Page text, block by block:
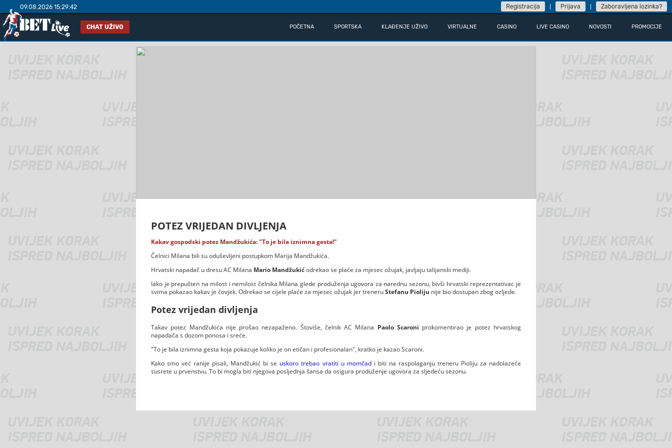
09.08.2026 15:29:42 Registracija Prijava Zaboravljena lozinka?
CHAT UŽIVO POČETNA SPORTSKA KLAĐENJE UŽIVO VIRTUALNE CASINO LIVE CASINO NOVOSTI PROMOCIJE
POTEZ VRIJEDAN DIVLJENJA
Kakav gospodski potez Mandžukića: "To je bila iznimna gesta!"
Čelnici Milana bili su oduševljeni postupkom Marija Mandžukića.
Hrvatski napadač u dresu AC Milana Mario Mandžukićodrekao se plaće za mjesec ožujak, javljaju talijanski mediji.
Iako je prepušten na milost i nemilost čelnika Milana glede produženja ugovora za narednu sezonu, bivši hrvatski reprezentativac je
svima pokazao kakav je čovjek. Odrekao se cijele plaće za mjesec ožujak jer treneruStefanu Pioliju nije bio dostupan zbog ozljede.
Potez vrijedan divljenja
Takav potez Mandžukića nije prošao nezapaženo. Štoviše, čelnik AC Milana Paolo Scaroni prokomentirao je potez hrvatskog
napadača s dozom ponosa i sreće.
"To je bila iznimna gesta koja pokazuje koliko je on etičan i profesionalan", kratko je kazao Scaroni.
Kako smo već ranije pisali, Mandžukić bi se uskoro trebao vratiti u momčadi biti na raspolaganju treneru Pioliju za nadolazeće
susrete u prvenstvu. To bi mogla biti njegova posljednja šansa da osigura produženje ugovora za sljedeću sezonu.